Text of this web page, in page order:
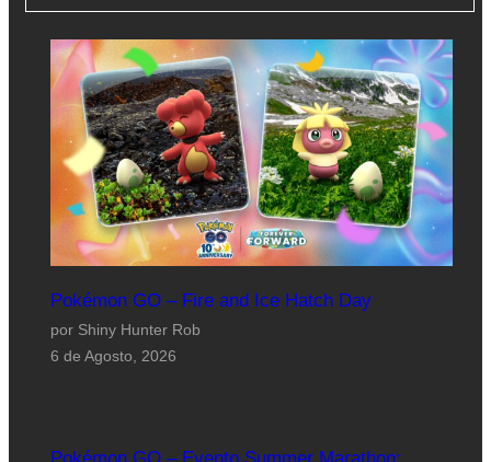
Pokémon GO – Fire and Ice Hatch Day
por Shiny Hunter Rob
6 de Agosto, 2026